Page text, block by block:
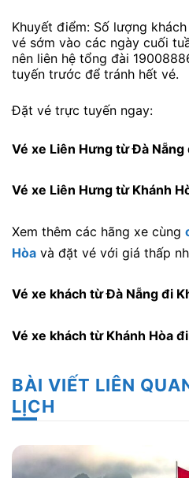
Khuyết điểm: Số lượng
vé sớm vào các ngày cuối
nên liên hệ tổng đài
tuyến trước để tránh hết vé.
Đặt vé trực tuyến ngay:
Vé xe Liên Hưng từ Đà Nẵng
Vé xe Liên Hưng từ Khánh
Xem thêm các hãng xe cùng
Hòa và đặt vé với giá thấp
Vé xe khách từ Đà Nẵng đi
Vé xe khách từ Khánh Hòa
BÀI VIẾT LIÊN
LỊCH